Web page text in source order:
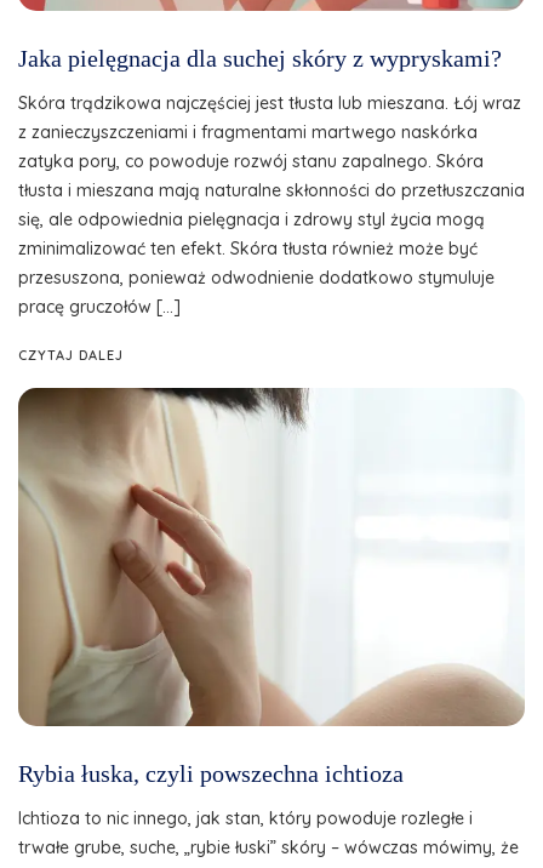
Jaka pielęgnacja dla suchej skóry z wypryskami?
Skóra trądzikowa najczęściej jest tłusta lub mieszana. Łój wraz
z zanieczyszczeniami i fragmentami martwego naskórka
zatyka pory, co powoduje rozwój stanu zapalnego. Skóra
tłusta i mieszana mają naturalne skłonności do przetłuszczania
się, ale odpowiednia pielęgnacja i zdrowy styl życia mogą
zminimalizować ten efekt. Skóra tłusta również może być
przesuszona, ponieważ odwodnienie dodatkowo stymuluje
pracę gruczołów […]
CZYTAJ DALEJ
Rybia łuska, czyli powszechna ichtioza
Ichtioza to nic innego, jak stan, który powoduje rozległe i
trwałe grube, suche, „rybie łuski” skóry – wówczas mówimy, że